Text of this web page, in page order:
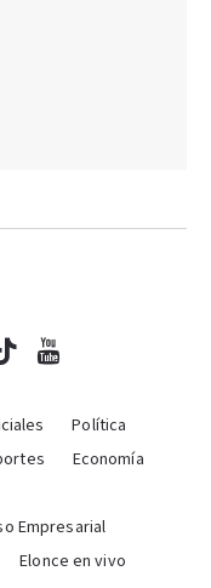
Política
Economía
Empresarial
Elonce en vivo